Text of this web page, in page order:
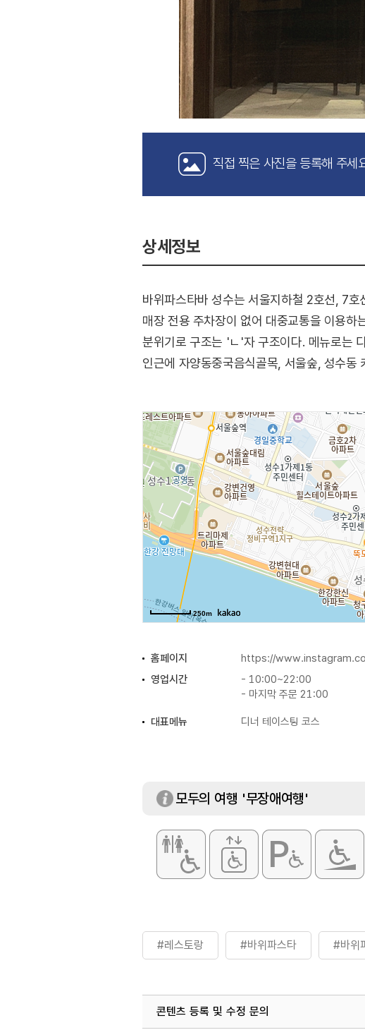
직접 찍은 사진을 등록해 주세
상세정보
바위파스타바 성수는 서울지하철 2호선, 7
매장 전용 주차장이 없어 대중교통을 이용
분위기로 구조는 'ㄴ'자 구조이다. 메뉴로는
인근에 자양동중국음식골목, 서울숲, 성수
250m
홈페이지 https://
영업시간
- 10:00~22:00
- 마지막 주문 21:00
대표메뉴
디너 테이스팅 코스
모두의 여행 '무장애여행'
#레스토랑 #바위파스타 #바위
콘텐츠 등록 및 수정 문의